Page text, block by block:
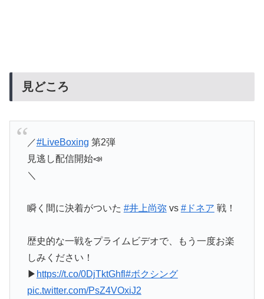
見どころ
／#LiveBoxing 第2弾
見逃し配信開始📣
＼
瞬く間に決着がついた #井上尚弥vs #ドネア 戦！
歴史的な一戦をプライムビデオで、もう一度お楽
しみください！
▶ https://t.co/0DjTktGhfl#ボクシング
pic.twitter.com/PsZ4VOxiJ2